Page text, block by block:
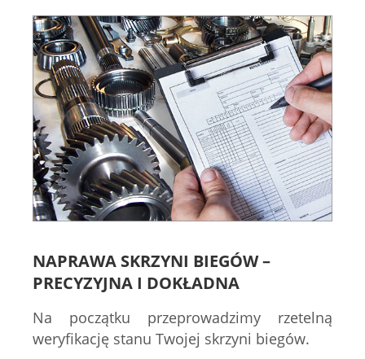
NAPRAWA SKRZYNI BIEGÓW –
PRECYZYJNA I DOKŁADNA
Na początku przeprowadzimy rzetelną
weryfikację stanu Twojej skrzyni biegów.